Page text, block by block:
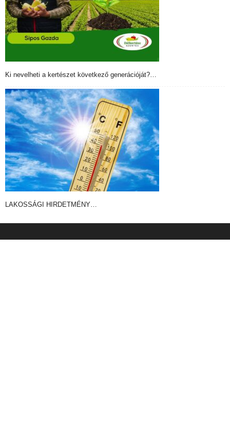
Ki nevelheti a kertészet következő generációját?…
LAKOSSÁGI HIRDETMÉNY…